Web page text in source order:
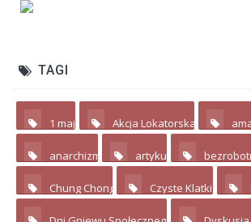
TAGI
1 maj 2 Akcja Lokatorska 4
anarchizm 3 artykuł 7
Chung Chong 3 Czyste Klatki 2